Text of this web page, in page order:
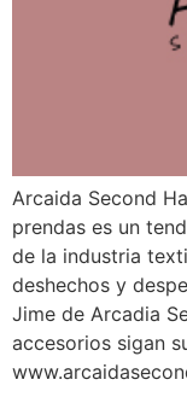
Arcaida Second
prendas es un
de la industria
deshechos y
Jime de Arcadia
accesorios sigan